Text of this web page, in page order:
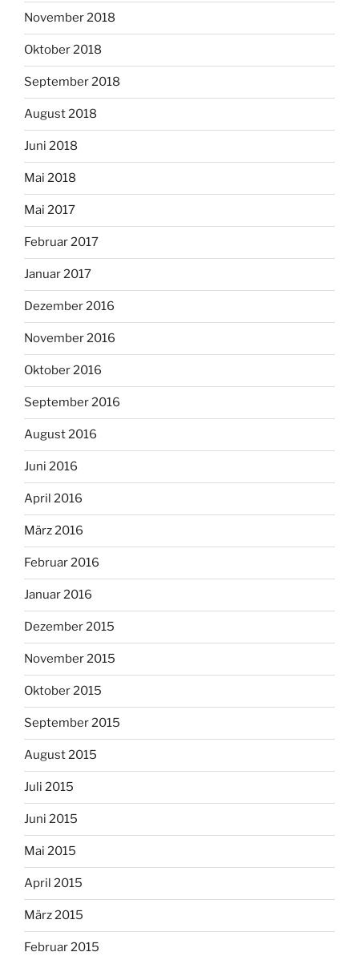
November 2018
Oktober 2018
September 2018
August 2018
Juni 2018
Mai 2018
Mai 2017
Februar 2017
Januar 2017
Dezember 2016
November 2016
Oktober 2016
September 2016
August 2016
Juni 2016
April 2016
März 2016
Februar 2016
Januar 2016
Dezember 2015
November 2015
Oktober 2015
September 2015
August 2015
Juli 2015
Juni 2015
Mai 2015
April 2015
März 2015
Februar 2015